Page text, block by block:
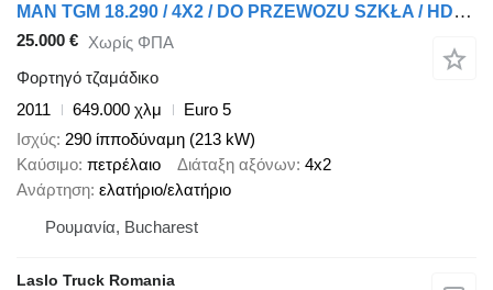
MAN TGM 18.290 / 4X2 / DO PRZEWOZU SZKŁA / HDS HIAB 122 E-2 / PLATFO
25.000 € Χωρίς ΦΠΑ
Φορτηγό τζαμάδικο
2011
649.000 χλμ
Euro 5
Ισχύς 290 ίπποδύναμη (213 kW)
Καύσιμο πετρέλαιο Διάταξη αξόνων 4x2
Ανάρτηση ελατήριο/ελατήριο
Ρουμανία, Bucharest
Laslo Truck Romania